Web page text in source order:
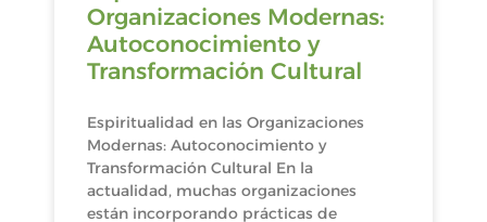
Organizaciones Modernas:
Autoconocimiento y
Transformación Cultural
Espiritualidad en las Organizaciones
Modernas: Autoconocimiento y
Transformación Cultural En la
actualidad, muchas organizaciones
están incorporando prácticas de